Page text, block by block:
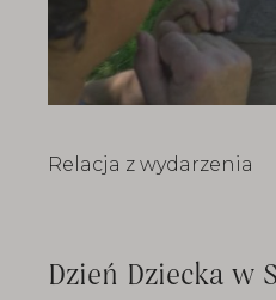
Relacja z wydarzenia
Dzień Dziecka w